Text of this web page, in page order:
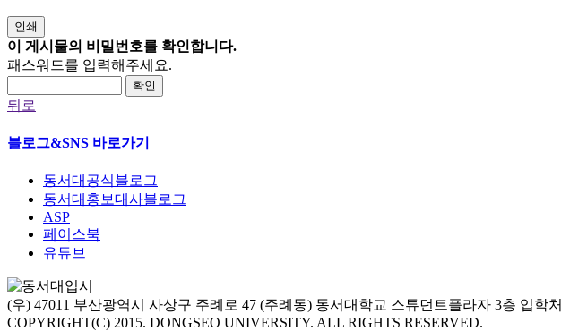
인쇄
이 게시물의 비밀번호를 확인합니다.
패스워드를 입력해주세요.
확인
뒤로
블로그&SNS 바로가기
동서대공식블로그
동서대홍보대사블로그
ASP
페이스북
유튜브
(우) 47011 부산광역시 사상구 주례로 47 (주례동) 동서대학교 스튜던트플라자 3층 입학처
COPYRIGHT(C) 2015. DONGSEO UNIVERSITY. ALL RIGHTS RESERVED.